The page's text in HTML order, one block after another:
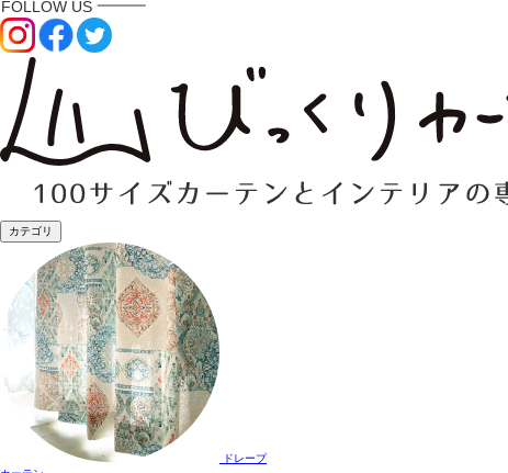
カテゴリ
ドレープ